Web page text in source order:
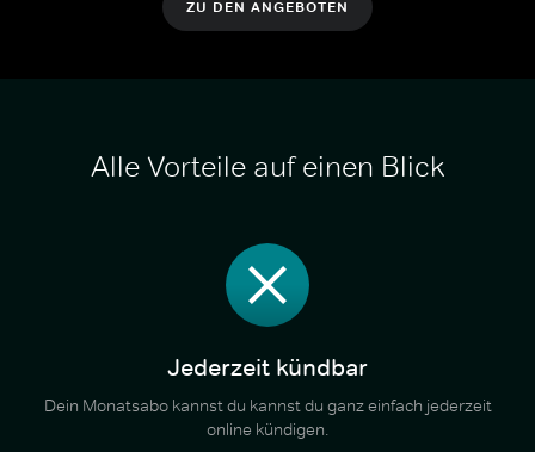
ZU DEN ANGEBOTEN
Alle Vorteile auf einen Blick
Jederzeit kündbar
Dein Monatsabo kannst du kannst du ganz einfach jederzeit
online kündigen.